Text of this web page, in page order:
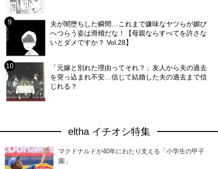
夫が闇堕ちした瞬間…これまで嫌味なヤツらが媚び
へつらう姿は滑稽だな！【母親ならすべてを許さな
いとダメですか？ Vol.28】
「元嫁と別れた理由ってそれ？」友人から夫の過去
を突っ込まれ不安…信じて結婚した夫の過去まで信
じれる？
eltha イチオシ特集
マクドナルドが40年にわたり支える「小学生の甲子
園」